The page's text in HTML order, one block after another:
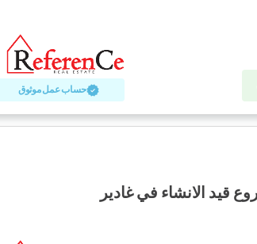
حساب عمل موثوق